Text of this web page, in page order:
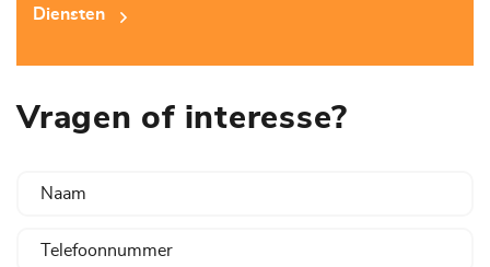
Diensten
Vragen of interesse?